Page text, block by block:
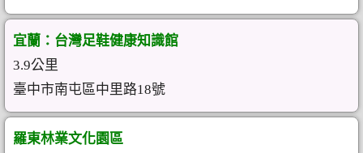
宜蘭：台灣足鞋健康知識館
3.9公里
臺中市南屯區中里路18號
羅東林業文化園區